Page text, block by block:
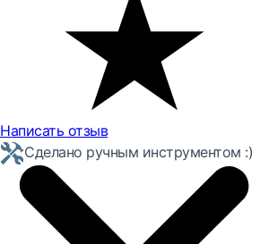
Написать отзыв
Сделано ручным инструментом :)